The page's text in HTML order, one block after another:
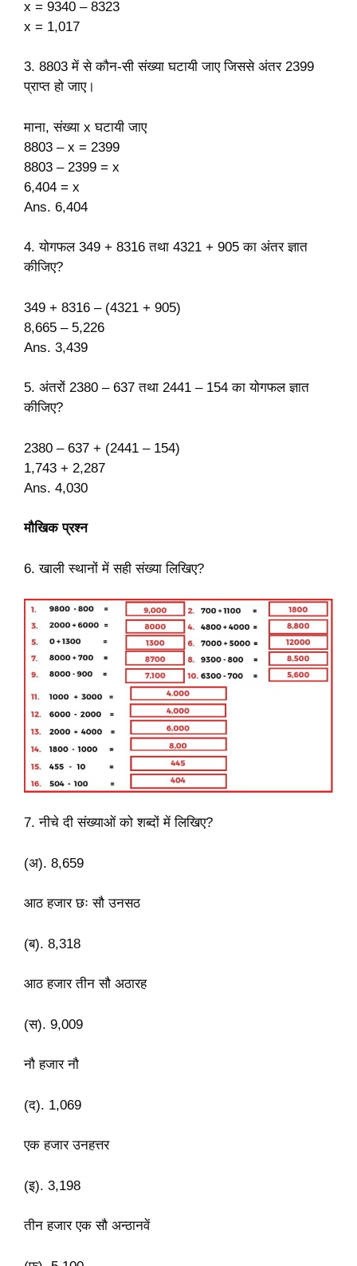
x = 9340 – 8323
x = 1,017
3. 8803 में से कौन-सी संख्या घटायी जाए जिससे अंतर 2399
प्राप्त हो जाए।
माना, संख्या x घटायी जाए
8803 – x = 2399
8803 – 2399 = x
6,404 = x
Ans. 6,404
4. योगफल 349 + 8316 तथा 4321 + 905 का अंतर ज्ञात
कीजिए?
349 + 8316 – (4321 + 905)
8,665 – 5,226
Ans. 3,439
5. अंतरों 2380 – 637 तथा 2441 – 154 का योगफल ज्ञात
कीजिए?
2380 – 637 + (2441 – 154)
1,743 + 2,287
Ans. 4,030
मौखिक प्रश्न
6. खाली स्थानों में सही संख्या लिखिए?
7. नीचे दी संख्याओं को शब्दों में लिखिए?
(अ). 8,659
आठ हजार छः सौ उनसठ
(ब). 8,318
आठ हजार तीन सौ अठारह
(स). 9,009
नौ हजार नौ
(द). 1,069
एक हजार उनहत्तर
(इ). 3,198
तीन हजार एक सौ अन्ठानवें